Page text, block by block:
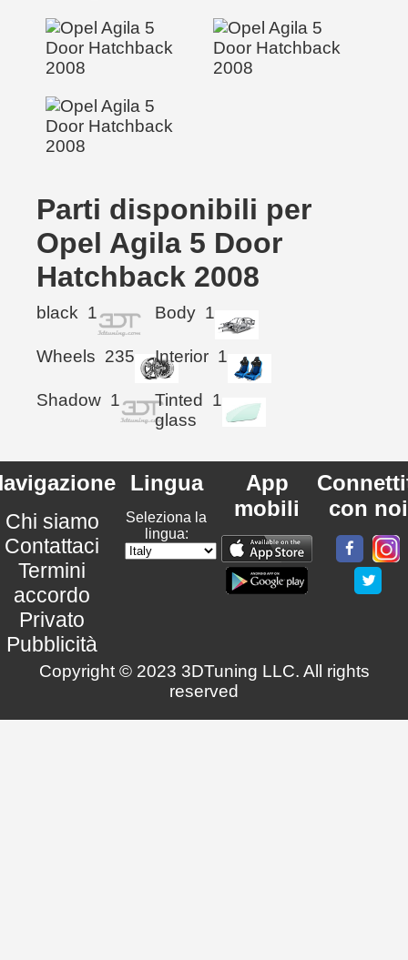
Parti disponibili per
Opel Agila 5 Door
Hatchback 2008
black 1 Body 1
Wheels 235 Interior 1
Shadow 1
Tinted
glass
1
Chi siamo
Contattaci
Termini
accordo
Privato
Pubblicità
Lingua
Seleziona la
lingua:
App
mobili
con noi
Copyright © 2023 3DTuning LLC. All rights
reserved